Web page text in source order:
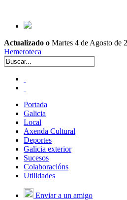
Actualizado o Martes 4 de Agosto de
Hemeroteca
Portada
Galicia
Local
Axenda Cultural
Deportes
Galicia exterior
Sucesos
Colaboracións
Utilidades
Enviar a un amigo